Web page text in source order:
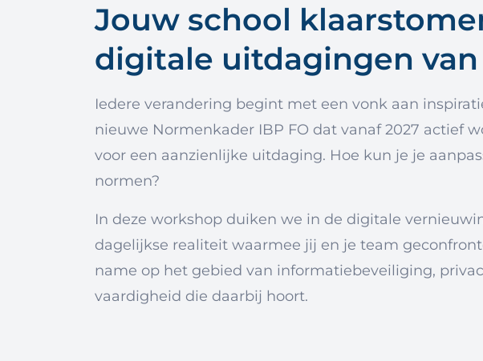
Jouw school
digitale uitdagingen van
Iedere verandering begint met een vonk aan
nieuwe Normenkader IBP FO dat vanaf 2027 actief
voor een aanzienlijke uitdaging. Hoe kun je je
normen?
In deze workshop duiken we in de digitale
dagelijkse realiteit waarmee jij en je team
name op het gebied van informatiebeveiliging,
vaardigheid die daarbij hoort.